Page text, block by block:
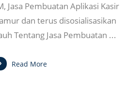
Jasa Pembuatan Aplikasi Kasir
dan terus disosialisasikan
Tentang Jasa Pembuatan ...
Read More